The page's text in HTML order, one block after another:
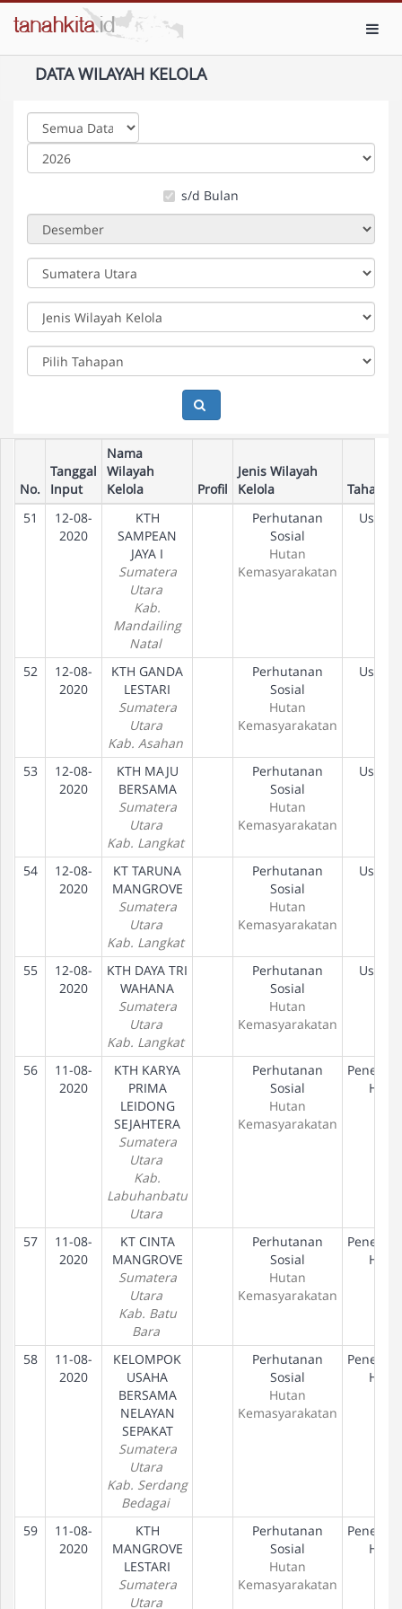
DATA WILAYAH KELOLA
s/d Bulan
No.
Tanggal
Input
Nama
Wilayah
Kelola
Profil
Jenis Wilayah
Kelola
Tahapan
51
12-08-
2020
KTH
SAMPEAN
JAYA I
Sumatera
Utara
Kab.
Mandailing
Natal
Perhutanan
Sosial
Hutan
Kemasyarakatan
Usulan
52
12-08-
2020
KTH GANDA
LESTARI
Sumatera
Utara
Kab. Asahan
Perhutanan
Sosial
Hutan
Kemasyarakatan
Usulan
53
12-08-
2020
KTH MAJU
BERSAMA
Sumatera
Utara
Kab. Langkat
Perhutanan
Sosial
Hutan
Kemasyarakatan
Usulan
54
12-08-
2020
KT TARUNA
MANGROVE
Sumatera
Utara
Kab. Langkat
Perhutanan
Sosial
Hutan
Kemasyarakatan
Usulan
55
12-08-
2020
KTH DAYA TRI
WAHANA
Sumatera
Utara
Kab. Langkat
Perhutanan
Sosial
Hutan
Kemasyarakatan
Usulan
56
11-08-
2020
KTH KARYA
PRIMA
LEIDONG
SEJAHTERA
Sumatera
Utara
Kab.
Labuhanbatu
Utara
Perhutanan
Sosial
Hutan
Kemasyarakatan
Hak
57
11-08-
2020
KT CINTA
MANGROVE
Sumatera
Utara
Kab. Batu
Bara
Perhutanan
Sosial
Hutan
Kemasyarakatan
Hak
58
11-08-
2020
KELOMPOK
USAHA
BERSAMA
NELAYAN
SEPAKAT
Sumatera
Utara
Kab. Serdang
Bedagai
Perhutanan
Sosial
Hutan
Kemasyarakatan
Hak
59
11-08-
2020
KTH
MANGROVE
LESTARI
Sumatera
Utara
Perhutanan
Sosial
Hutan
Kemasyarakatan
Hak